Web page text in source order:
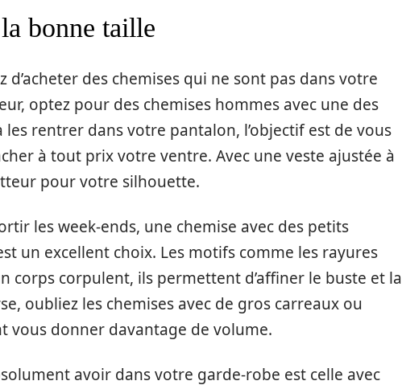
bonne taille
des chemises qui ne sont pas dans votre
optez pour des chemises hommes avec une des
les rentrer dans votre pantalon, l’objectif est de vous
à tout prix votre ventre. Avec une veste ajustée à
pour votre silhouette.
les week-ends, une chemise avec des petits
un excellent choix. Les motifs comme les rayures
corps corpulent, ils permettent d’affiner le buste et la
oubliez les chemises avec de gros carreaux ou
vous donner davantage de volume.
avoir dans votre garde-robe est celle avec